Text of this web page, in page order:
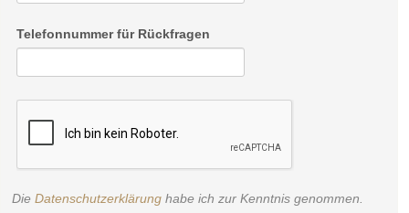
Telefonnummer für Rückfragen
Die Datenschutzerklärung habe ich zur Kenntnis genommen.